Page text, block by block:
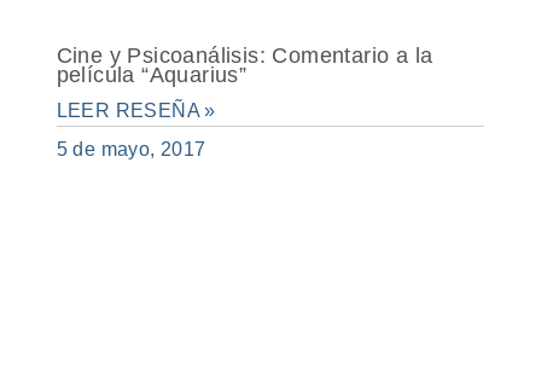
Cine y Psicoanálisis: Comentario a la
película “Aquarius”
LEER RESEÑA »
5 de mayo, 2017